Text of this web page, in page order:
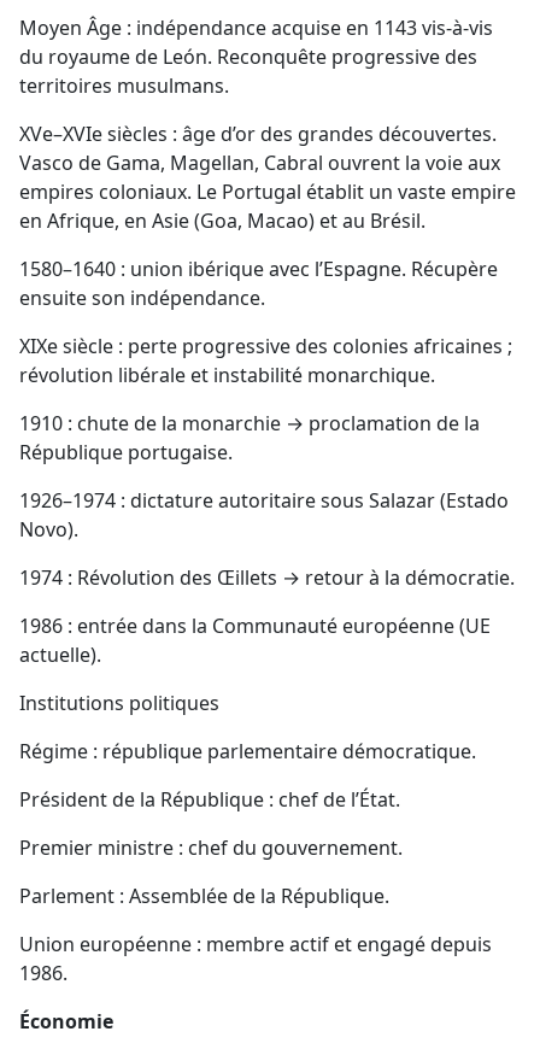
Moyen Âge : indépendance acquise en 1143 vis-à-vis
du royaume de León. Reconquête progressive des
territoires musulmans.
XVe–XVIe siècles : âge d’or des grandes découvertes.
Vasco de Gama, Magellan, Cabral ouvrent la voie aux
empires coloniaux. Le Portugal établit un vaste empire
en Afrique, en Asie (Goa, Macao) et au Brésil.
1580–1640 : union ibérique avec l’Espagne. Récupère
ensuite son indépendance.
XIXe siècle : perte progressive des colonies africaines ;
révolution libérale et instabilité monarchique.
1910 : chute de la monarchie → proclamation de la
République portugaise.
1926–1974 : dictature autoritaire sous Salazar (Estado
Novo).
1974 : Révolution des Œillets → retour à la démocratie.
1986 : entrée dans la Communauté européenne (UE
actuelle).
Institutions politiques
Régime : république parlementaire démocratique.
Président de la République : chef de l’État.
Premier ministre : chef du gouvernement.
Parlement : Assemblée de la République.
Union européenne : membre actif et engagé depuis
1986.
Économie